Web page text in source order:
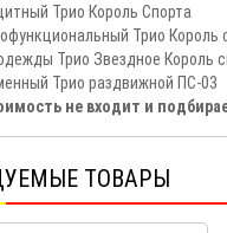
Трио Король Спорта
Трио Король
Трио Звездное Король
Трио раздвижной ПС-03
не входит и
ТОВАРЫ